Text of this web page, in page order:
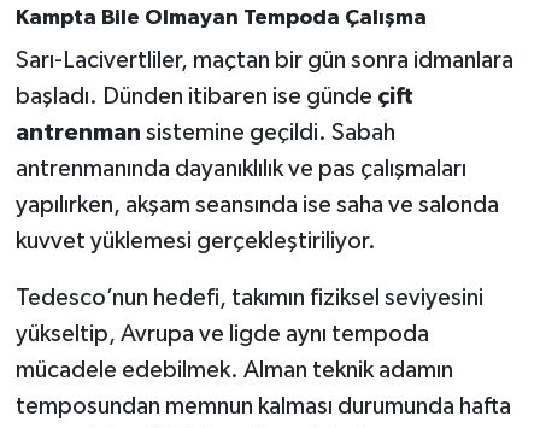
Kampta Bile Olmayan Tempoda Çalışma
Sarı-Lacivertliler, maçtan bir gün sonra idmanlara
başladı. Dünden itibaren ise günde çift
antrenman sistemine geçildi. Sabah
antrenmanında dayanıklılık ve pas çalışmaları
yapılırken, akşam seansında ise saha ve salonda
kuvvet yüklemesi gerçekleştiriliyor.
Tedesco’nun hedefi, takımın fiziksel seviyesini
yükseltip, Avrupa ve ligde aynı tempoda
mücadele edebilmek. Alman teknik adamın
temposundan memnun kalması durumunda hafta